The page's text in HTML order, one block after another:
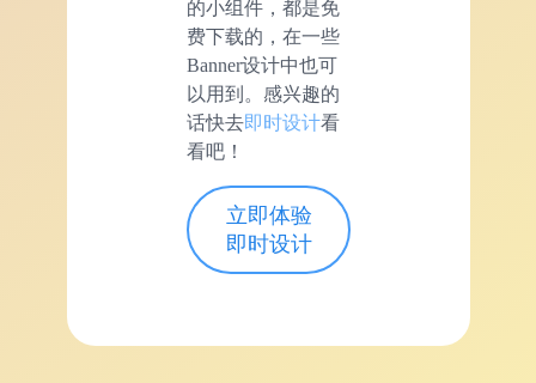
的小组件，都是免
费下载的，在一些
Banner设计中也可
以用到。感兴趣的
话快去即时设计看
看吧！
立即体验
即时设计